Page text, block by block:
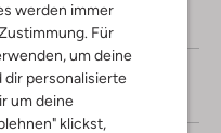
werden immer
Für
um deine
dir personalisierte
um deine
klickst,